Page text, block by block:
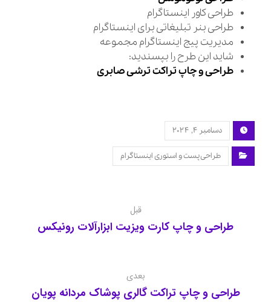
طراحی کاور اینستاگرام
طراحی بنر تبلیغاتی برای اینستاگرام
مدیریت پیج اینستاگرام مجموعه
شاید این طرح را بپسندید:
طراحی و چاپ تراکت ترشی صابری
دسامبر ۴, ۲۰۲۴
طراحی پست و استوری اینستاگرام
قبل
طراحی و چاپ کارت ویزیت ابزارآلات رونیکس
بعدی
طراحی و چاپ تراکت گالری پوشاک مردانه پویان